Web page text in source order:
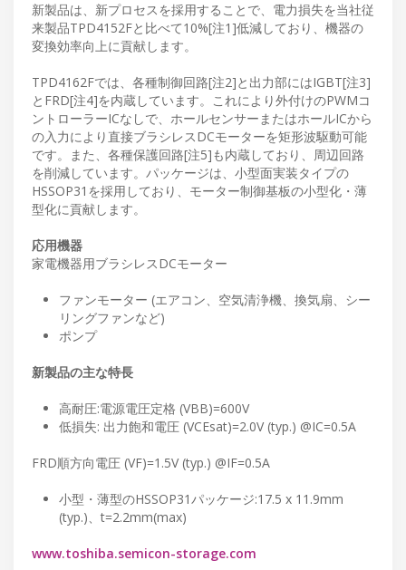
新製品は、新プロセスを採用することで、電力損失を当社従
来製品TPD4152Fと比べて10%[注1]低減しており、機器の
変換効率向上に貢献します。
TPD4162Fでは、各種制御回路[注2]と出力部にはIGBT[注3]
とFRD[注4]を内蔵しています。これにより外付けのPWMコ
ントローラーICなしで、ホールセンサーまたはホールICから
の入力により直接ブラシレスDCモーターを矩形波駆動可能
です。また、各種保護回路[注5]も内蔵しており、周辺回路
を削減しています。パッケージは、小型面実装タイプの
HSSOP31を採用しており、モーター制御基板の小型化・薄
型化に貢献します。
応用機器
家電機器用ブラシレスDCモーター
ファンモーター (エアコン、空気清浄機、換気扇、シー
リングファンなど)
ポンプ
新製品の主な特長
高耐圧:電源電圧定格 (VBB)=600V
低損失: 出力飽和電圧 (VCEsat)=2.0V (typ.) @IC=0.5A
FRD順方向電圧 (VF)=1.5V (typ.) @IF=0.5A
小型・薄型のHSSOP31パッケージ:17.5 x 11.9mm
(typ.)、t=2.2mm(max)
www.toshiba.semicon-storage.com